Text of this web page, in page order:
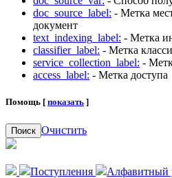
doc_source_label: - Метка
документ
text_indexing_label: - Метка
classifier_label: - Метка
service_collection_label: -
access_label: - Метка доступа
Помощь [ показать ]
Поиск Очистить
Поступления Алфавитный